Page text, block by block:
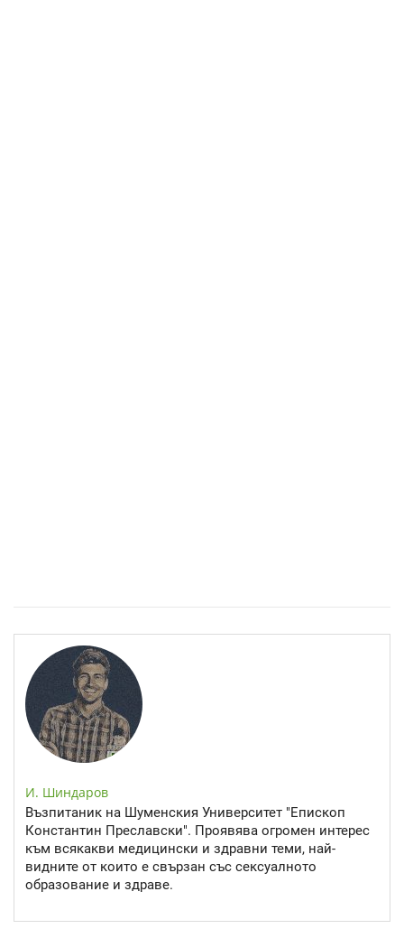
И. Шиндаров
Възпитаник на Шуменския Университет "Епископ
Константин Преславски". Проявява огромен интерес
към всякакви медицински и здравни теми, най-
видните от които е свързан със сексуалното
образование и здраве.